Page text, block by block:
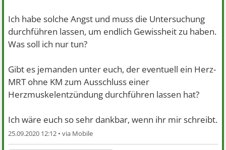
Ich habe solche Angst und muss die Untersuchung
durchführen lassen, um endlich Gewissheit zu haben.
Was soll ich nur tun?
Gibt es jemanden unter euch, der eventuell ein Herz-
MRT ohne KM zum Ausschluss einer
Herzmuskelentzündung durchführen lassen hat?
Ich wäre euch so sehr dankbar, wenn ihr mir schreibt.
25.09.2020 12:12 •